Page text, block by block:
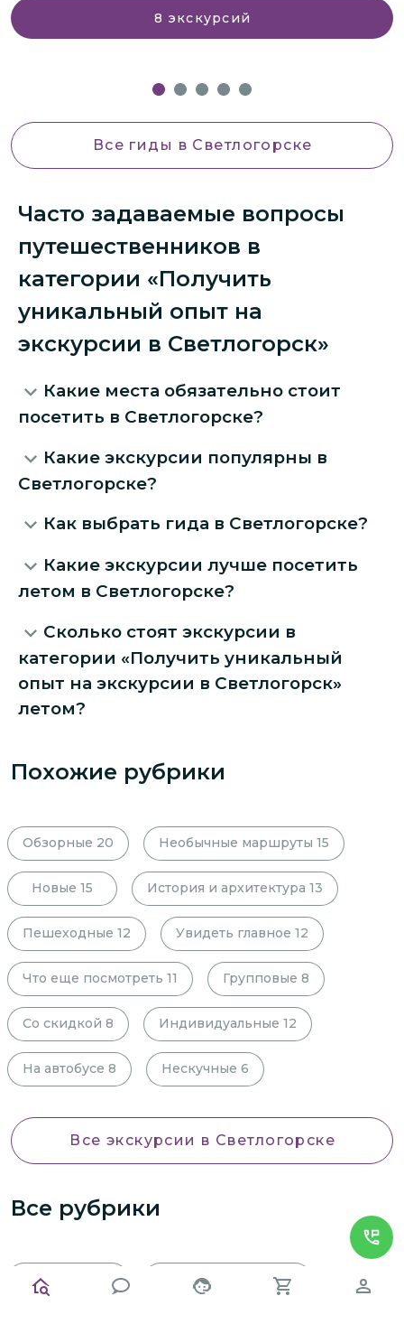
8 экскурсий
Все гиды в Светлогорске
Часто задаваемые вопросы
путешественников в
категории «Получить
уникальный опыт на
экскурсии в Светлогорск»
Какие места обязательно стоит
посетить в Светлогорске?
Какие экскурсии популярны в
Светлогорске?
Как выбрать гида в Светлогорске?
Какие экскурсии лучше посетить
летом в Светлогорске?
Сколько стоят экскурсии в
категории «Получить уникальный
опыт на экскурсии в Светлогорск»
летом?
Похожие рубрики
Обзорные 20 Необычные маршруты 15
Новые 15 История и архитектура 13
Пешеходные 12 Увидеть главное 12
Что еще посмотреть 11 Групповые 8
Со скидкой 8 Индивидуальные 12
На автобусе 8 Нескучные 6
Все экскурсии в Светлогорске
Все рубрики
Со скидкой 8 Индивидуальные 12